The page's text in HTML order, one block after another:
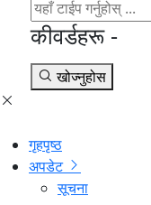
कीवर्डहरू -
खोज्नुहोस
गृहपृष्ठ
अपडेट
सूचना